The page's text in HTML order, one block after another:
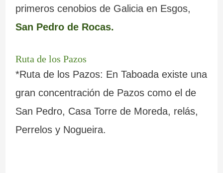
primeros cenobios de Galicia en Esgos,
San Pedro de Rocas.
Ruta de los Pazos
*Ruta de los Pazos: En Taboada existe una
gran concentración de Pazos como el de
San Pedro, Casa Torre de Moreda, relás,
Perrelos y Nogueira.